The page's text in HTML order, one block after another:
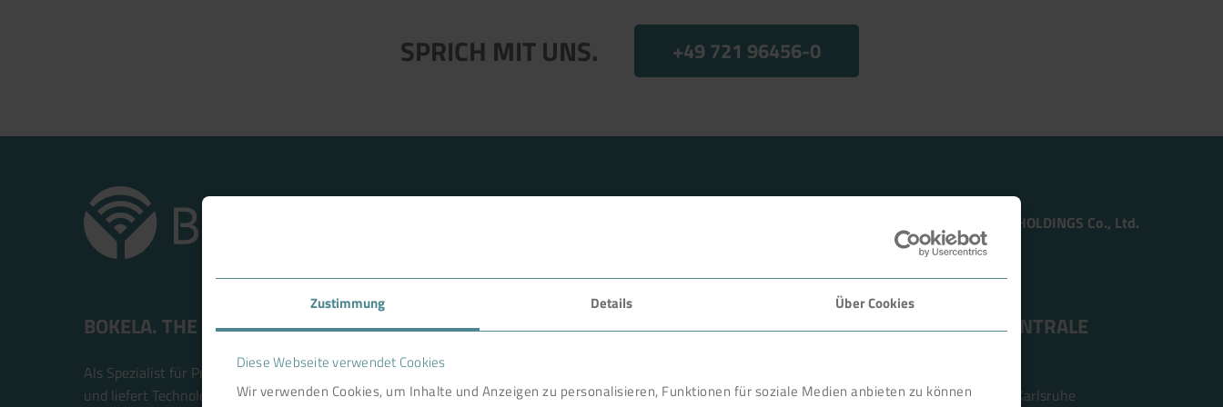
Zustimmung Details Über Cookies
Diese Webseite verwendet Cookies
Wir verwenden Cookies, um Inhalte und Anzeigen zu personalisieren, Funktionen für soziale Medien anbieten zu können
SPRICH MIT UNS. +49 721 96456-0
Member of the TSUKISHIMA HOLDINGS Co., Ltd.
BOKELA. THE FILTRATION PEOPLE.
Als Spezialist für Prozessfiltration ist BOKELA ein international gefragter Partner
und liefert Technologielösungen, die für mehr Wirtschaftlichkeit, Arbeitssicherheit
FAVORITEN ANSCHRIFT ZENTRALE
Tullastr. 64 | 76131 Karlsruhe